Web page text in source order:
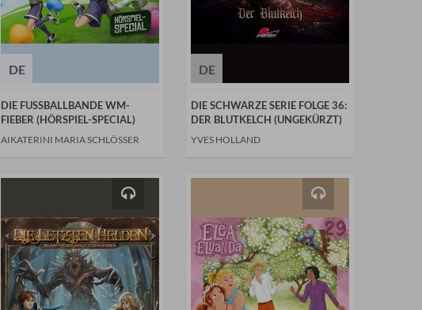
DE
DIE FUSSBALLBANDE WM-
FIEBER (HÖRSPIEL-SPECIAL)
AIKATERINI MARIA SCHLÖSSER
DE
DIE SCHWARZE SERIE FOLGE 36:
DER BLUTKELCH (UNGEKÜRZT)
YVES HOLLAND